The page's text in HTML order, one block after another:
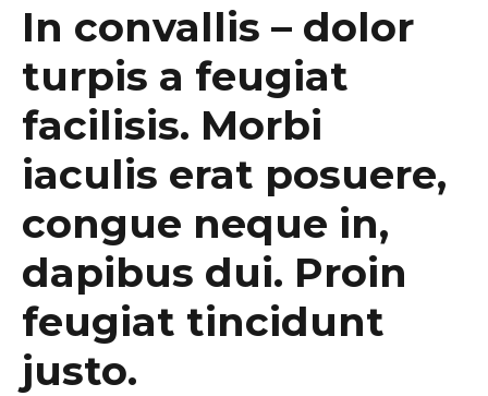
In convallis – dolor
turpis a feugiat
facilisis. Morbi
iaculis erat posuere,
congue neque in,
dapibus dui. Proin
feugiat tincidunt
justo.